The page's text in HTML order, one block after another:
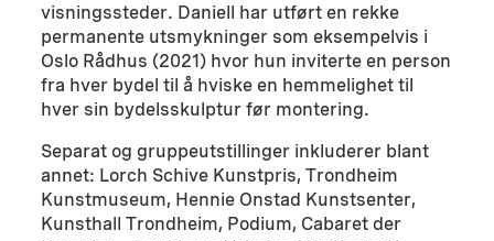
visningssteder. Daniell har utført en rekke
permanente utsmykninger som eksempelvis i
Oslo Rådhus (2021) hvor hun inviterte en person
fra hver bydel til å hviske en hemmelighet til
hver sin bydelsskulptur før montering.
Separat og gruppeutstillinger inkluderer blant
annet: Lorch Schive Kunstpris, Trondheim
Kunstmuseum, Hennie Onstad Kunstsenter,
Kunsthall Trondheim, Podium, Cabaret der